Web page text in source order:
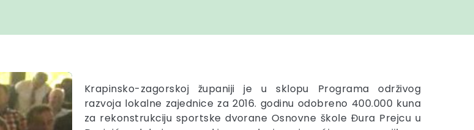
Krapinsko-zagorskoj županiji je u sklopu Programa održivog
razvoja lokalne zajednice za 2016. godinu odobreno 400.000 kuna
za rekonstrukciju sportske dvorane Osnovne škole Đura Prejcu u